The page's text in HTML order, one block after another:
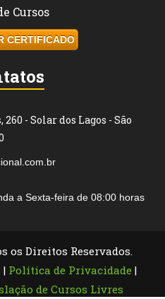
Cursos
CERTIFICADO
- Solar dos Lagos - São
a Sexta-feira de 08:00 horas
os Direitos Reservados.
| Política de Privacidade |
de Cursos Livres